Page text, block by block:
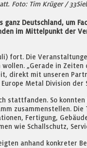
Foto: Tim Krüger /
Deutschland, um
im Mittelpunkt der
fort. Die
„Gerade in Zeiten
direkt mit unseren
Metal Division der
stattfanden. So
zusammenstellen.
Fertigung,
wie Schallschutz,
anhand konkreter